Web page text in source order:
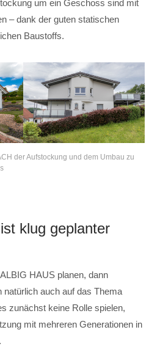
um ein Geschoss sind mit
– dank der guten statischen
Baustoffs.
der Aufstockung und dem Umbau zu
klug geplanter
HAUS planen, dann
natürlich auch auf das Thema
zunächst keine Rolle spielen,
mit mehreren Generationen in